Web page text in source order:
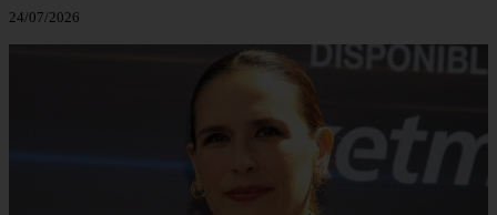
24/07/2026